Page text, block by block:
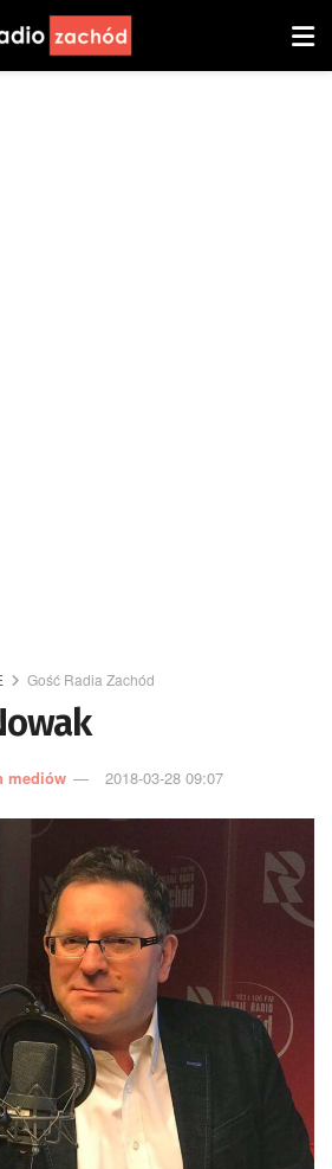
Gość Radia Zachód
mediów 2018-03-28 09:07